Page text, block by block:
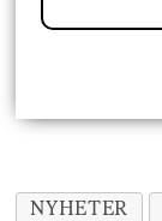
NYHETER